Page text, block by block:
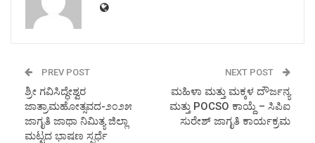
PREV POST
ಶ್ರೀ ಗವಿಸಿದ್ಧೇಶ್ವರ
ಜಾತ್ರಾಮಹೋತ್ಸವದ-೨೦೨೫
ಜಾಗೃತಿ ಜಾಥಾ ನಿಮಿತ್ಯ ಜಿಲ್ಲಾ
ಮಟ್ಟದ ಭಾಷಣ ಸ್ಪರ್ಧೆ
NEXT POST
ಮಹಿಳಾ ಮತ್ತು ಮಕ್ಕಳ ದೌರ್ಜನ್ಯ
ಮತ್ತು POCSO ಕಾಯ್ದೆ – ಸಿಪಿಐ
ಸುರೇಶ್ ಜಾಗೃತಿ ಕಾರ್ಯಕ್ರಮ